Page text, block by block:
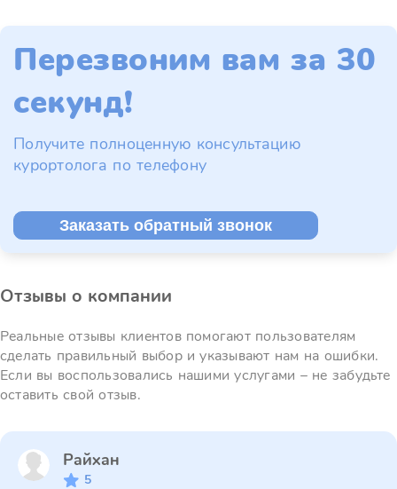
Перезвоним вам за 30
секунд!
Получите полноценную консультацию
курортолога по телефону
Заказать обратный звонок
Отзывы о компании
Реальные отзывы клиентов помогают пользователям
сделать правильный выбор и указывают нам на ошибки.
Если вы воспользовались нашими услугами – не забудьте
оставить свой отзыв.
Райхан
5